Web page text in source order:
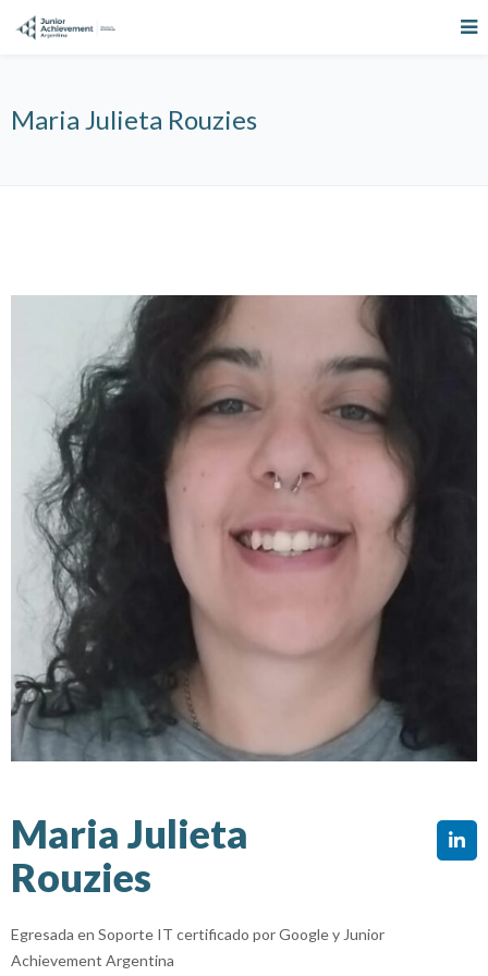
Maria Julieta Rouzies
Maria Julieta
Rouzies
Egresada en Soporte IT certificado por Google y Junior
Achievement Argentina